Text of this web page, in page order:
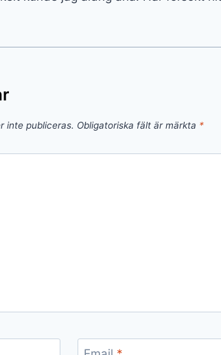
inte publiceras. Obligatoriska fält är märkta *